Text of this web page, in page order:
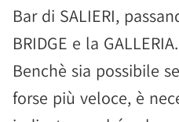
Bar di SALIERI,
BRIDGE e la GALLERIA.
Benchè sia possibile
forse più veloce, è